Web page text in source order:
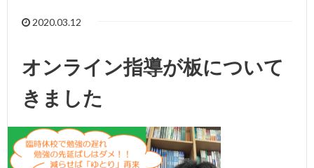
2020.03.12
オンライン指導が板について
きました